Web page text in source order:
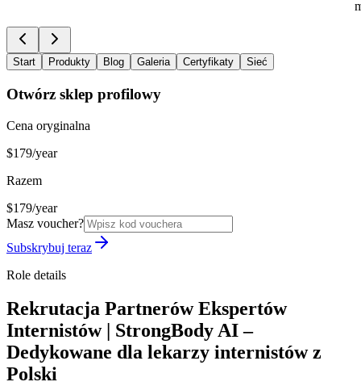
Start Produkty Blog Galeria Certyfikaty Sieć
Otwórz sklep profilowy
Cena oryginalna
$179/year
Razem
$179/year
Masz voucher?
Subskrybuj teraz
Role details
Rekrutacja Partnerów Ekspertów
Internistów | StrongBody AI –
Dedykowane dla lekarzy internistów z
Polski